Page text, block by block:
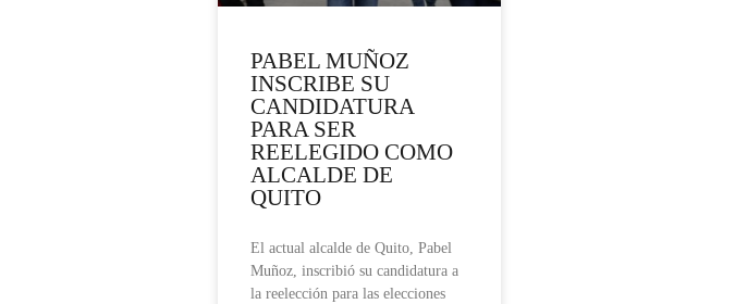
PABEL MUÑOZ
INSCRIBE SU
CANDIDATURA
PARA SER
REELEGIDO COMO
ALCALDE DE
QUITO
El actual alcalde de Quito, Pabel
Muñoz, inscribió su candidatura a
la reelección para las elecciones